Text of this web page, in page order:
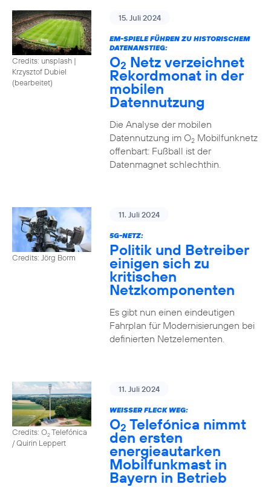
Credits: unsplash |
Krzysztof Dubiel
(bearbeitet)
15. Juli 2024
EM-SPIELE FÜHREN ZU HISTORISCHEM
DATENANSTIEG:
O2 Netz verzeichnet
Rekordmonat in der
mobilen
Datennutzung
Die Analyse der mobilen
Datennutzung im O2Mobilfunknetz
offenbart: Fußball ist der
Datenmagnet schlechthin.
Credits: Jörg Borm
11. Juli 2024
5G-NETZ:
Politik und Betreiber
einigen sich zu
kritischen
Netzkomponenten
Es gibt nun einen eindeutigen
Fahrplan für Modernisierungen bei
definierten Netzelementen.
Credits: O2Telefónica
/ Quirin Leppert
11. Juli 2024
WEISSER FLECK WEG:
O2 Telefónica nimmt
den ersten
energieautarken
Mobilfunkmast in
Bayern in Betrieb